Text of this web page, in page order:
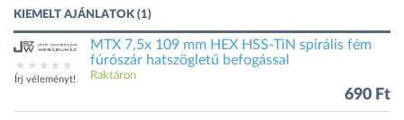
KIEMELT AJÁNLATOK (1)
Írj véleményt!
MTX 7,5x 109 mm HEX HSS-TiN spirális fém
fúrószár hatszögletű befogással
Raktáron
690 Ft